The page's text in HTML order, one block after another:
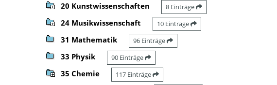
20 Kunstwissenschaften 8 Einträge
24 Musikwissenschaft 10 Einträge
31 Mathematik 96 Einträge
33 Physik 90 Einträge
35 Chemie 117 Einträge